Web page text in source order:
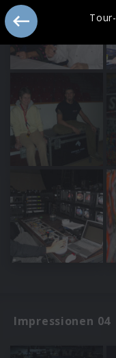
Impressionen 04